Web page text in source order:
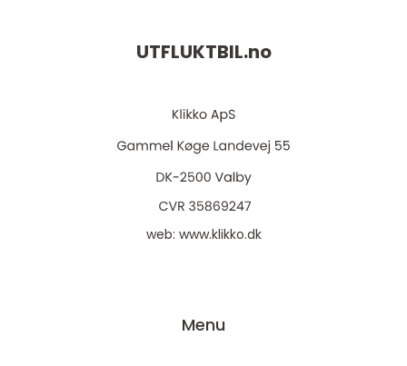
UTFLUKTBIL.no
web: www.klikko.dk
Menu